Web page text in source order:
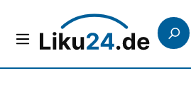
Zum Hauptinhalt springen